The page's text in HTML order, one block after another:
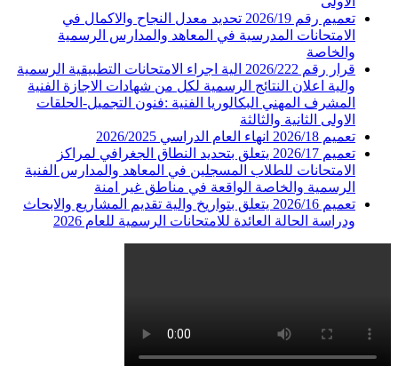
تعميم رقم 2026/19 تحديد معدل النجاح والاكمال في
الامتحانات المدرسية في المعاهد والمدارس الرسمية
والخاصة
قرار رقم 2026/222 الية اجراء الامتحانات التطبيقية الرسمية
والية اعلان النتائج الرسمية لكل من شهادات الاجازة الفنية
المشرف المهني البكالوريا الفنية :فنون التجميل-الحلقات
الاولى الثانية والثالثة
تعميم 2026/18 انهاء العام الدراسي 2026/2025
تعميم 2026/17 يتعلق بتحديد النطاق الجغرافي لمراكز
الامتحانات للطلاب المسجلين في المعاهد والمدارس الفنية
الرسمية والخاصة الواقعة في مناطق غير امنة
تعميم 2026/16 يتعلق بتواريخ والية تقديم المشاريع والابحاث
ودراسة الحالة العائدة للامتحانات الرسمية للعام 2026